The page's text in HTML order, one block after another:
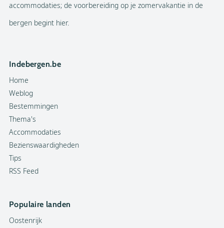
accommodaties; de voorbereiding op je zomervakantie in de
bergen begint hier.
Indebergen.be
Home
Weblog
Bestemmingen
Thema's
Accommodaties
Bezienswaardigheden
Tips
RSS Feed
Populaire landen
Oostenrijk